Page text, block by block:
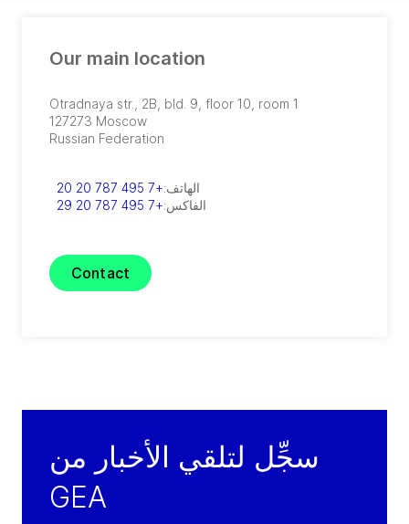
Our main location
Otradnaya str., 2B, bld. 9, floor 10, room 1
127273 Moscow
Russian Federation
الهاتف:+7 495 787 20 20
الفاكس:+7 495 787 20 29
Contact
سجِّل لتلقي الأخبار من
GEA